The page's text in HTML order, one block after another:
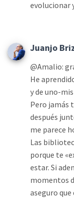
evolucionar
Juanjo
@Amalio:
He
y de uno-
Pero jamás
después
me parece
Las
porque te
estar. Si
momentos
aseguro